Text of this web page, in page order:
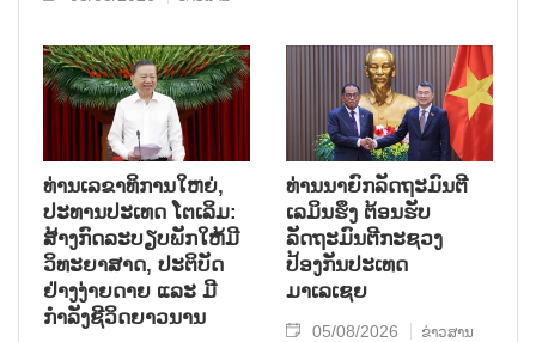
ທ່ານເລຂາທິການໃຫຍ່,
ປະທານປະເທດ ໂຕເລິມ:
ສ້າງກົດລະບຽບພັກໃຫ້ມີ
ວິທະຍາສາດ, ປະຕິບັດ
ຢ່າງງ່າຍດາຍ ແລະ ມີ
ກຳລັງຊີວິດຍາວນານ
ທ່ານນາຍົກລັດຖະມົນຕີ
ເລມິນຮຶງ ຕ້ອນຮັບ
ລັດຖະມົນຕີກະຊວງ
ປ້ອງກັນປະເທດ
ມາເລເຊຍ
05/08/2026 ຂ່າວສານ